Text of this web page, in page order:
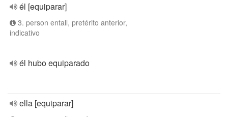
él [equiparar]
3. person entall, pretérito anterior,
indicativo
él hubo equiparado
ella [equiparar]